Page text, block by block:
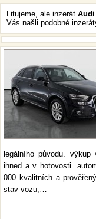
Litujeme, ale inzerát Audi
Vás našli podobné
legálního původu.
ihned a v hotovosti.
000 kvalitních a
stav vozu,…